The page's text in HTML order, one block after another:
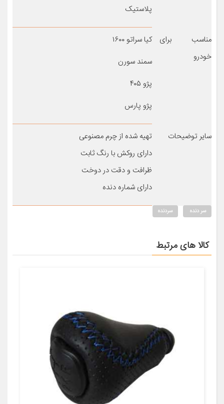
پلاستیک
مناسب برای
خودرو
کیا سراتو ۱۶۰۰
سمند سورن
پژو ۴۰۵
پژو پارس
سایر توضیحات
تهیه شده از چرم مصنوعی
دارای روکش با رنگ ثابت
ظرافت و دقت در دوخت
دارای شماره دنده
سر دنده سردنده
کالا های مرتبط